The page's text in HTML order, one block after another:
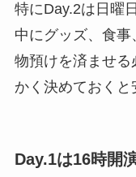
特にDay.2は日曜
中にグッズ、食
物預けを済ませる
かく決めておくと
Day.1は16時開